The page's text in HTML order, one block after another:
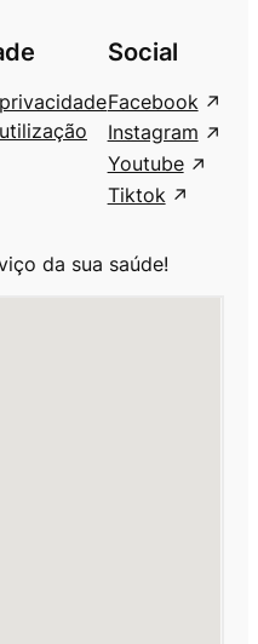
da sua saúde!
Social
Facebook
Instagram
Youtube
Tiktok